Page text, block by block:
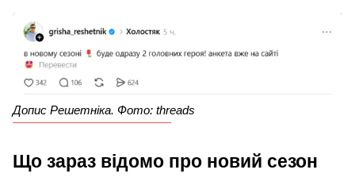
Допис Решетніка. Фото: threads
Що зараз відомо про новий сезон